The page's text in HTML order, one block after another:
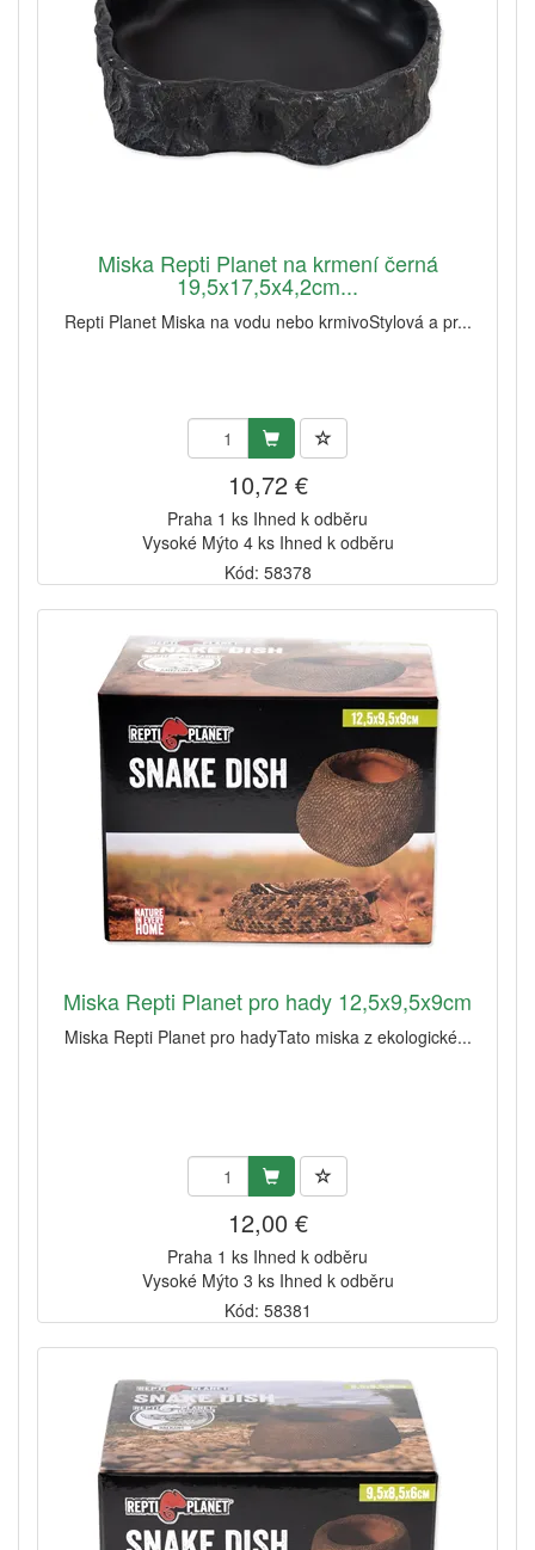
Miska Repti Planet na krmení černá
19,5x17,5x4,2cm...
Repti Planet Miska na vodu nebo krmivoStylová a pr...
10,72 €
Praha 1 ks Ihned k odběru
Vysoké Mýto 4 ks Ihned k odběru
Kód: 58378
Miska Repti Planet pro hady 12,5x9,5x9cm
Miska Repti Planet pro hadyTato miska z ekologické...
12,00 €
Praha 1 ks Ihned k odběru
Vysoké Mýto 3 ks Ihned k odběru
Kód: 58381